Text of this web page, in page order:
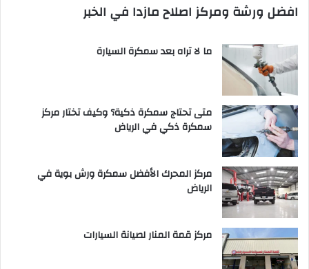
افضل ورشة ومركز اصلاح مازدا في الخبر
ما لا تراه بعد سمكرة السيارة
متى تحتاج سمكرة ذكية؟ وكيف تختار مركز
سمكرة ذكي في الرياض
مركز المحرك الأفضل سمكرة ورش بوية في
الرياض
مركز قمة المنار لصيانة السيارات